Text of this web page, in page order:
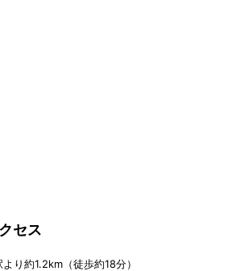
セス
り約1.2km（徒歩約18分）